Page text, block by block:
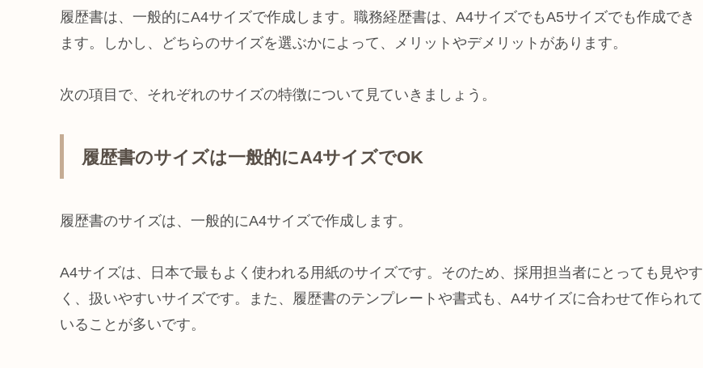
履歴書は、一般的にA4サイズで作成します。職務経歴書は、A4サイズでもA5サイズでも作成でき
ます。しかし、どちらのサイズを選ぶかによって、メリットやデメリットがあります。
次の項目で、それぞれのサイズの特徴について見ていきましょう。
履歴書のサイズは一般的にA4サイズでOK
履歴書のサイズは、一般的にA4サイズで作成します。
A4サイズは、日本で最もよく使われる用紙のサイズです。そのため、採用担当者にとっても見やす
く、扱いやすいサイズです。また、履歴書のテンプレートや書式も、A4サイズに合わせて作られて
いることが多いです。